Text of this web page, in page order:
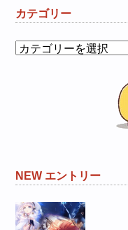
カテゴリー
カ
NEW エントリー